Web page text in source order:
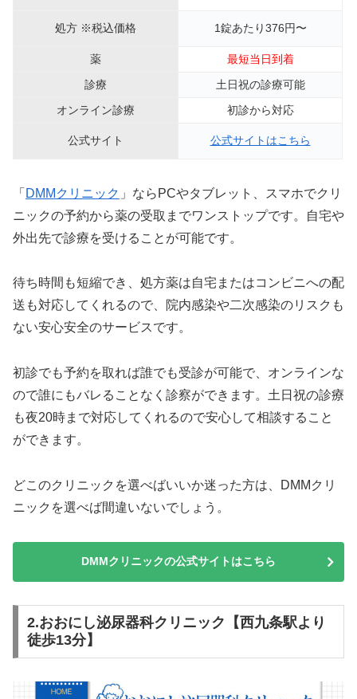
処方 ※税込価格 1錠あたり376円〜
薬
最短当日到着
診療
土日祝の診療可能
オンライン診療
初診から対応
公式サイト 公式サイトはこちら
「 DMMクリニック 」ならPCやタブレット、スマホでクリ
ニックの予約から薬の受取までワンストップです。自宅や
外出先で診療を受けることが可能です。
待ち時間も短縮でき、処方薬は自宅またはコンビニへの配
送も対応してくれるので、院内感染や二次感染のリスクも
ない安心安全のサービスです。
初診でも予約を取れば誰でも受診が可能で、オンラインな
ので誰にもバレることなく診察ができます。土日祝の診療
も夜20時まで対応してくれるので安心して相談すること
ができます。
どこのクリニックを選べばいいか迷った方は、DMMクリ
ニックを選べば間違いないでしょう。
DMMクリニックの公式サイトはこちら
2.おおにし泌尿器科クリニック【西九条駅より
徒歩13分】